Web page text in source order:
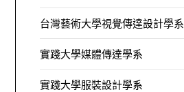
台灣藝術大學視覺傳達設計學系
實踐大學媒體傳達學系
實踐大學服裝設計學系